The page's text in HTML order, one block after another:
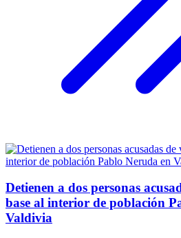
Detienen a dos personas
base al interior de población
Valdivia